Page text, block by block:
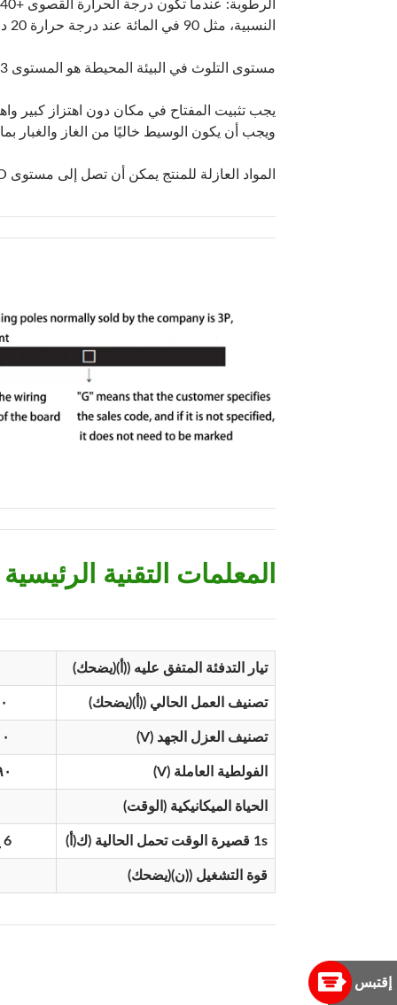
النسبية، مثل 90 في المائة عند درجة حرارة 20 درجة مئوية. وينبغي اتخاذ التدابير المقابلة للتكثيف في بعض الأحيان بسبب التغيرات في درجة الحرارة.فتح سكين التبديل
مستوى التلوث في البيئة المحيطة هو المستوى 3.
يجب تثبيت المفتاح في مكان دون اهتزاز كبير
ويجب أن يكون الوسيط خاليًا من الغاز والغبار
المواد العازلة للمنتج يمكن أن تصل إلى مستوى VO مثبطات اللهب.
المعلمات التقنية الرئيسية
تيار التدفئة المتفق عليه ((أ)(يضحك)
تصنيف العمل الحالي ((أ)(يضحك)
تصنيف العزل الجهد (V)
الفولطية العاملة (V)
الحياة الميكانيكية (الوقت)
1s قصيرة الوقت تحمل الحالية ( ك(أ) 6 خ ع (رأ)
قوة التشغيل ((ن)(يضحك)
إقتبس